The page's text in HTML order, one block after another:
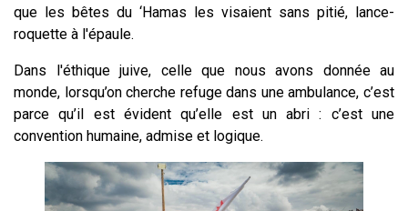
que les bêtes du ‘Hamas les visaient sans pitié, lance-
roquette à l'épaule.
Dans l'éthique juive, celle que nous avons donnée au
monde, lorsqu’on cherche refuge dans une ambulance, c’est
parce qu’il est évident qu’elle est un abri : c’est une
convention humaine, admise et logique.